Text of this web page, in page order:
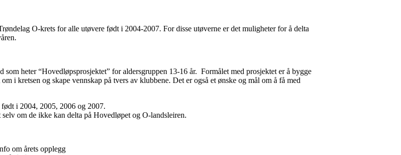
O-krets for alle utøvere født i 2004-2007. For disse utøverne er det muligheter for å delta
heter “Hovedløpsprosjektet” for aldersgruppen 13-16 år. Formålet med prosjektet er å bygge
i kretsen og skape vennskap på tvers av klubbene. Det er også et ønske og mål om å få med
i 2004, 2005, 2006 og 2007.
om de ikke kan delta på Hovedløpet og O-landsleiren.
om årets opplegg